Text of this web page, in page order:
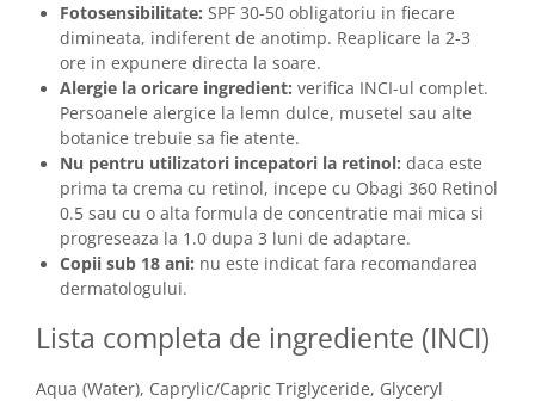
Fotosensibilitate: SPF 30-50 obligatoriu in fiecare
dimineata, indiferent de anotimp. Reaplicare la 2-3
ore in expunere directa la soare.
Alergie la oricare ingredient: verifica INCI-ul complet.
Persoanele alergice la lemn dulce, musetel sau alte
botanice trebuie sa fie atente.
Nu pentru utilizatori incepatori la retinol: daca este
prima ta crema cu retinol, incepe cu Obagi 360 Retinol
0.5 sau cu o alta formula de concentratie mai mica si
progreseaza la 1.0 dupa 3 luni de adaptare.
Copii sub 18 ani: nu este indicat fara recomandarea
dermatologului.
Lista completa de ingrediente (INCI)
Aqua (Water), Caprylic/Capric Triglyceride, Glyceryl